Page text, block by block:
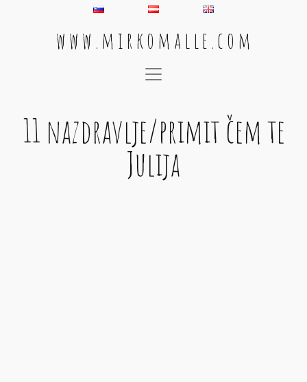
w w w . m i r k o m a l l e . c o m
Main Navigation
11 nazdravlje/primit čem te
Julija